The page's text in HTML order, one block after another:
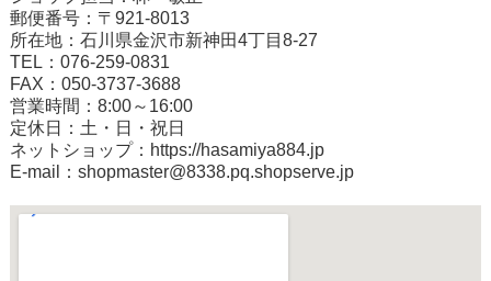
郵便番号：〒921-8013
所在地：石川県金沢市新神田4丁目8-27
TEL：076-259-0831
FAX：050-3737-3688
営業時間：8:00～16:00
定休日：土・日・祝日
ネットショップ： https://hasamiya884.jp
E-mail：shopmaster@8338.pq.shopserve.jp